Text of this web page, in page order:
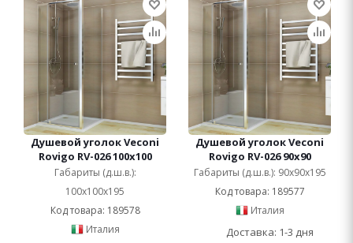
Душевой уголок Veconi
Rovigo RV-026 100x100
Габариты (д.ш.в.):
100x100x195
Код товара: 189578
Италия
Душевой уголок Veconi
Rovigo RV-026 90x90
Габариты (д.ш.в.): 90x90x195
Код товара: 189577
Италия
Доставка: 1-3 дня